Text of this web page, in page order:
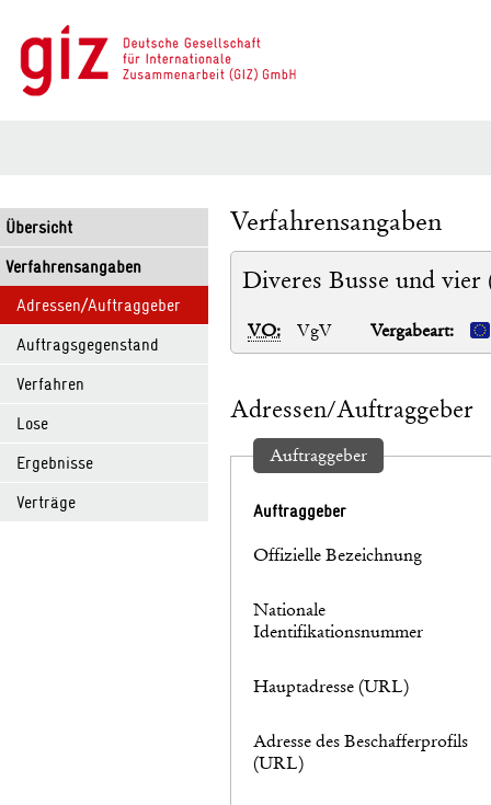
Übersicht
Verfahrensangaben
Adressen/Auftraggeber
Auftragsgegenstand
Verfahren
Lose
Ergebnisse
Verträge
Verfahrensangaben
Diveres Busse und
VO: VgV Vergabeart:
Adressen/Auftraggeber
Auftraggeber
Auftraggeber
Offizielle Bezeichnung
Nationale
Identifikationsnummer
Hauptadresse (URL)
Adresse des Beschafferprofils
(URL)